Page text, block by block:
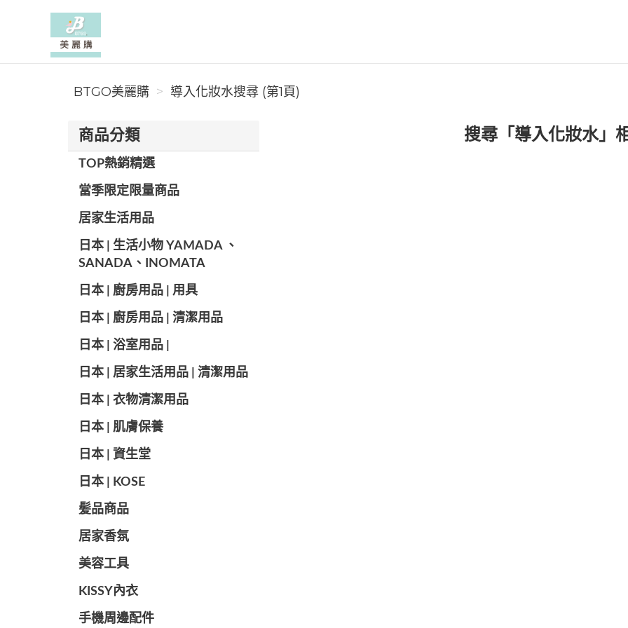
BTGO美麗購
BTGO美麗購 導入化妝水搜尋 (第1頁)
商品分類
TOP熱銷精選
當季限定限量商品
居家生活用品
日本 | 生活小物 YAMADA 、
SANADA、INOMATA
日本 | 廚房用品 | 用具
日本 | 廚房用品 | 清潔用品
日本 | 浴室用品 |
日本 | 居家生活用品 | 清潔用品
日本 | 衣物清潔用品
日本 | 肌膚保養
日本 | 資生堂
日本 | KOSE
髪品商品
居家香氛
美容工具
KISSY內衣
手機周邊配件
搜尋「導入化妝水」